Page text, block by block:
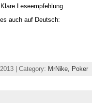
Leseempfehlung
auch auf Deutsch:
| Category: MrNike, Poker